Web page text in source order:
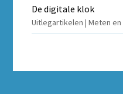
De digitale klok
Uitlegartikelen | Meten